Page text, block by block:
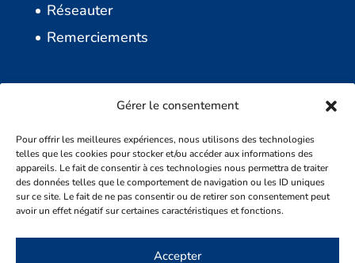
Gérer le consentement
Pour offrir les meilleures expériences, nous utilisons des technologies
telles que les cookies pour stocker et/ou accéder aux informations des
appareils. Le fait de consentir à ces technologies nous permettra de traiter
des données telles que le comportement de navigation ou les ID uniques
sur ce site. Le fait de ne pas consentir ou de retirer son consentement peut
avoir un effet négatif sur certaines caractéristiques et fonctions.
Accepter
Réseauter
Remerciements
450.319.1192
Nous joindre